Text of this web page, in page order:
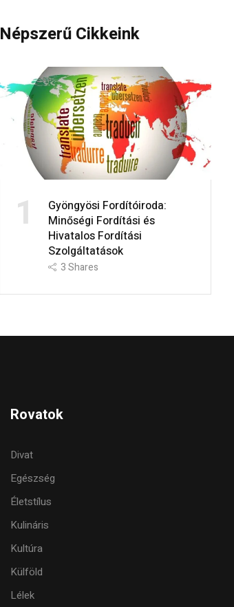
Népszerű Cikkeink
1
Gyöngyösi Fordítóiroda:
Minőségi Fordítási és
Hivatalos Fordítási
Szolgáltatások
3Shares
Rovatok
Divat
Egészség
Életstílus
Kulináris
Kultúra
Külföld
Lélek